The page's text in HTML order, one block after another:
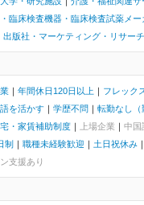
臨床検査機器・臨床検査試薬メー
出版社・マーケティング・リサーチ
年間休日120日以上
フレック
を活かす 学歴不問
転勤なし（
・家賃補助制度 上場企業
中国
制 職種未経験歓迎 土日祝休み
支援あり